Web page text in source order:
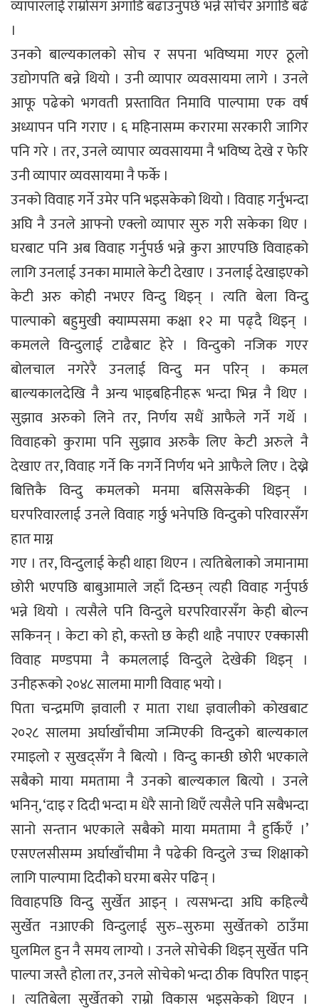
व्यापारलाई राम्रोसँग अगाडि बढाउनुपर्छ भन्ने सोचेर अगाडि बढे
।
उनको बाल्यकालको सोच र सपना भविष्यमा गएर ठूलो
उद्योगपति बन्ने थियो । उनी व्यापार व्यवसायमा लागे । उनले
आफू पढेको भगवती प्रस्तावित निमावि पाल्पामा एक वर्ष
अध्यापन पनि गराए । ६ महिनासम्म करारमा सरकारी जागिर
पनि गरे । तर, उनले व्यापार व्यवसायमा नै भविष्य देखे र फेरि
उनी व्यापार व्यवसायमा नै फर्के ।
उनको विवाह गर्ने उमेर पनि भइसकेको थियो । विवाह गर्नुभन्दा
अघि नै उनले आफ्नो एक्लो व्यापार सुरु गरी सकेका थिए ।
घरबाट पनि अब विवाह गर्नुपर्छ भन्ने कुरा आएपछि विवाहको
लागि उनलाई उनका मामाले केटी देखाए । उनलाई देखाइएको
केटी अरु कोही नभएर विन्दु थिइन् । त्यति बेला विन्दु
पाल्पाको बहुमुखी क्याम्पसमा कक्षा १२ मा पढ्दै थिइन् ।
कमलले विन्दुलाई टाढैबाट हेरे । विन्दुको नजिक गएर
बोलचाल नगरेरै उनलाई विन्दु मन परिन् । कमल
बाल्यकालदेखि नै अन्य भाइबहिनीहरू भन्दा भिन्न नै थिए ।
सुझाव अरुको लिने तर, निर्णय सधैं आफैले गर्ने गर्थे ।
विवाहको कुरामा पनि सुझाव अरुकै लिए केटी अरुले नै
देखाए तर, विवाह गर्ने कि नगर्ने निर्णय भने आफैले लिए । देख्ने
बित्तिकै विन्दु कमलको मनमा बसिसकेकी थिइन् ।
घरपरिवारलाई उनले विवाह गर्छु भनेपछि विन्दुको परिवारसँग
हात माग्न
गए । तर, विन्दुलाई केही थाहा थिएन । त्यतिबेलाको जमानामा
छोरी भएपछि बाबुआमाले जहाँ दिन्छन् त्यही विवाह गर्नुपर्छ
भन्ने थियो । त्यसैले पनि विन्दुले घरपरिवारसँग केही बोल्न
सकिनन् । केटा को हो, कस्तो छ केही थाहै नपाएर एक्कासी
विवाह मण्डपमा नै कमललाई विन्दुले देखेकी थिइन् ।
उनीहरूको २०४८ सालमा मागी विवाह भयो ।
पिता चन्द्रमणि ज्ञवाली र माता राधा ज्ञवालीको कोखबाट
२०२८ सालमा अर्घाखाँचीमा जन्मिएकी विन्दुको बाल्यकाल
रमाइलो र सुखद्सँग नै बित्यो । विन्दु कान्छी छोरी भएकाले
सबैको माया ममतामा नै उनको बाल्यकाल बित्यो । उनले
भनिन्, ‘दाइ र दिदी भन्दा म धेरै सानो थिएँ त्यसैले पनि सबैभन्दा
सानो सन्तान भएकाले सबैको माया ममतामा नै हुर्किएँ ।’
एसएलसीसम्म अर्घाखाँचीमा नै पढेकी विन्दुले उच्च शिक्षाको
लागि पाल्पामा दिदीको घरमा बसेर पढिन् ।
विवाहपछि विन्दु सुर्खेत आइन् । त्यसभन्दा अघि कहिल्यै
सुर्खेत नआएकी विन्दुलाई सुरु–सुरुमा सुर्खेतको ठाउँमा
घुलमिल हुन नै समय लाग्यो । उनले सोचेकी थिइन् सुर्खेत पनि
पाल्पा जस्तै होला तर, उनले सोचेको भन्दा ठीक विपरित पाइन्
। त्यतिबेला सुर्खेतको राम्रो विकास भइसकेको थिएन ।